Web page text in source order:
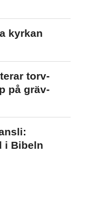
kyrkan
torv­
på gräv­
i Bibeln